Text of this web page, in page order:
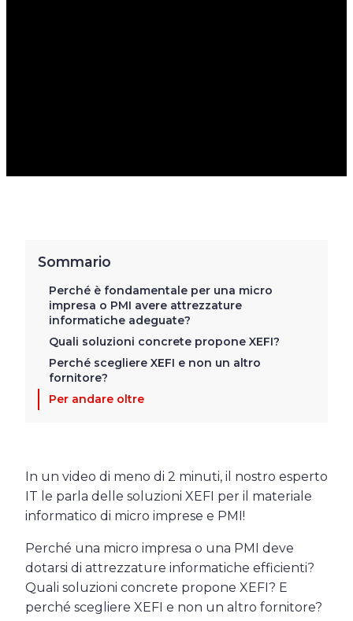
In un video di meno di 2 minuti, il nostro esperto
IT le parla delle soluzioni XEFI per il materiale
informatico di micro imprese e PMI!
Perché una micro impresa o una PMI deve
dotarsi di attrezzature informatiche efficienti?
Quali soluzioni concrete propone XEFI? E
perché scegliere XEFI e non un altro fornitore?
Sommario
Perché è fondamentale per una micro
impresa o PMI avere attrezzature
informatiche adeguate?
Quali soluzioni concrete propone XEFI?
Perché scegliere XEFI e non un altro
fornitore?
Per andare oltre